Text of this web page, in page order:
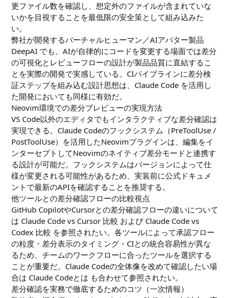
更ファイル数を確認し、想定外のファイルが含まれていな
いかを目視することを最低限の安全策として組み込みた
い。
弊社が開発するバーチャルヒューマン／AIアバター製品
DeepAI でも、AIが自律的にコードを変更する場面では差分
の可視化とレビューフローの設計が製品品質に直結するこ
とを実際の開発で実感している。CIパイプラインに差分検
証ステップを組み込む設計思想は、Claude Code を活用し
た開発においても同様に有効だ。
Neovim環境での差分プレビューの実現方法
VS Code以外のエディタでもインタラクティブな差分確認は
実現できる。Claude Codeのフックシステム（PreToolUse /
PostToolUse）を活用したNeovimプラグインは、編集をイ
ンターセプトしてNeovimのネイティブ差分モードと連携す
る設計が可能だ。フックシステムはバージョンによって仕
様が変更される可能性があるため、実装前に公式ドキュメ
ントで最新のAPIを確認することを推奨する。
他ツールとの差分確認フローの比較視点
GitHub CopilotやCursorとの差分確認フローの違いについて
は Claude Code vs Cursor 比較 および Claude Code vs
Codex 比較 を参照されたい。各ツールによって承認フロー
の粒度・差分表示のタイミング・CIとの統合容易性が異な
るため、チームのワークフローに合ったツールを選択する
ことが重要だ。Claude Codeの全体像を改めて確認したい場
合は Claude Codeとは も合わせて参照されたい。
差分確認を実務で徹底するためのコツ（一次情報）